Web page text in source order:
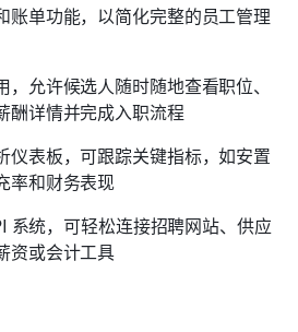
账单功能，以简化完整的员工管理
允许候选人随时随地查看职位、
酬详情并完成入职流程
仪表板，可跟踪关键指标，如安置
率和财务表现
系统，可轻松连接招聘网站、供应
资或会计工具